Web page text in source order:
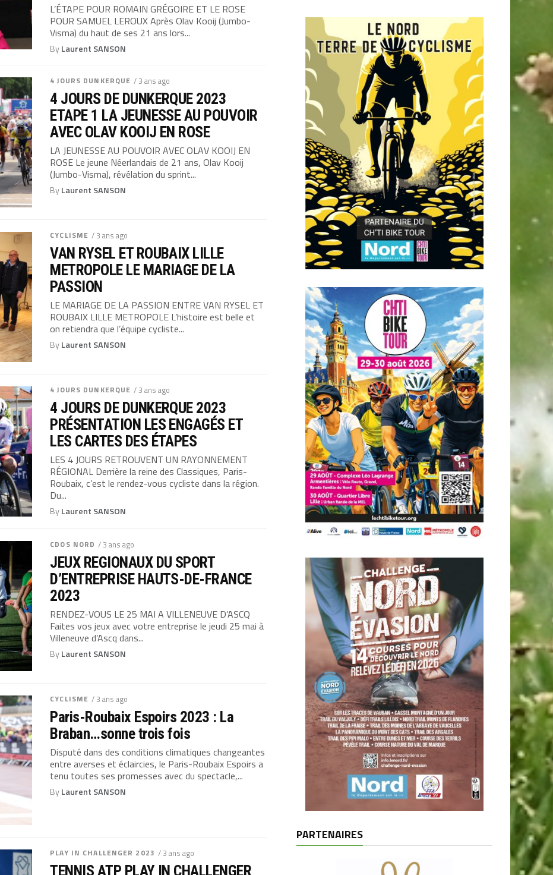
L’ÉTAPE POUR ROMAIN GRÉGOIRE ET LE ROSE
POUR SAMUEL LEROUX Après Olav Kooij (Jumbo-
Visma) du haut de ses 21 ans lors...
ByLaurent SANSON
4 JOURS DUNKERQUE / 3 ans ago
4 JOURS DE DUNKERQUE 2023
ETAPE 1 LA JEUNESSE AU POUVOIR
AVEC OLAV KOOIJ EN ROSE
LA JEUNESSE AU POUVOIR AVEC OLAV KOOIJ EN
ROSE Le jeune Néerlandais de 21 ans, Olav Kooij
(Jumbo-Visma), révélation du sprint...
ByLaurent SANSON
CYCLISME / 3 ans ago
VAN RYSEL ET ROUBAIX LILLE
METROPOLE LE MARIAGE DE LA
PASSION
LE MARIAGE DE LA PASSION ENTRE VAN RYSEL ET
ROUBAIX LILLE METROPOLE L’histoire est belle et
on retiendra que l’équipe cycliste...
ByLaurent SANSON
4 JOURS DUNKERQUE / 3 ans ago
4 JOURS DE DUNKERQUE 2023
PRÉSENTATION LES ENGAGÉS ET
LES CARTES DES ÉTAPES
LES 4 JOURS RETROUVENT UN RAYONNEMENT
RÉGIONAL Derrière la reine des Classiques, Paris-
Roubaix, c’est le rendez-vous cycliste dans la région.
Du...
ByLaurent SANSON
CDOS NORD / 3 ans ago
JEUX REGIONAUX DU SPORT
D’ENTREPRISE HAUTS-DE-FRANCE
2023
RENDEZ-VOUS LE 25 MAI A VILLENEUVE D’ASCQ
Faites vos jeux avec votre entreprise le jeudi 25 mai à
Villeneuve d’Ascq dans...
ByLaurent SANSON
CYCLISME / 3 ans ago
Paris-Roubaix Espoirs 2023 : La
Braban…sonne trois fois
Disputé dans des conditions climatiques changeantes
entre averses et éclaircies, le Paris-Roubaix Espoirs a
tenu toutes ses promesses avec du spectacle,...
ByLaurent SANSON
PLAY IN CHALLENGER 2023 / 3 ans ago
TENNIS ATP PLAY IN CHALLENGER
PARTENAIRES